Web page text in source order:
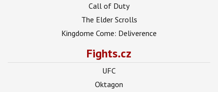
Call of Duty
The Elder Scrolls
Kingdome Come: Deliverence
Fights.cz
UFC
Oktagon